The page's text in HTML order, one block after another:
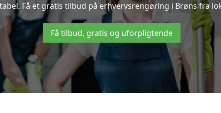
Få et gratis tilbud på erhvervsrengøring i Brøns fra
Få tilbud, gratis og uforpligtende